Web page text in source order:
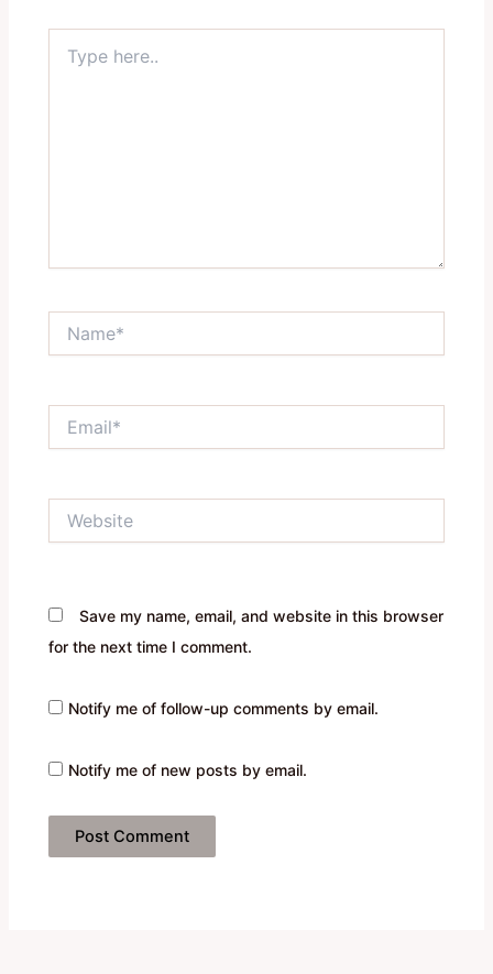
here..
Save my name, email, and website in this browser
for the next time I comment.
Notify me of follow-up comments by email.
Notify me of new posts by email.